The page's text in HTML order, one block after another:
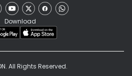
Download
All Rights Reserved.